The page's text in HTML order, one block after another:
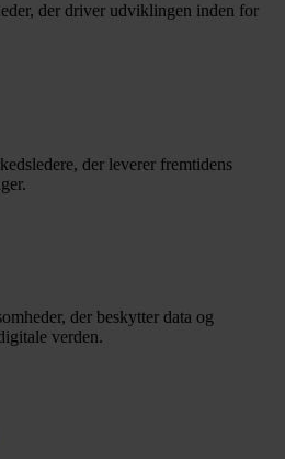
der driver udviklingen inden for
der leverer fremtidens
der beskytter data og
verden.